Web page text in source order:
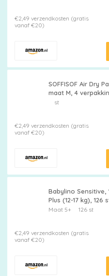
€2,49 verzendkosten (gratis
vanaf €20)
SOFFISOF Air Dry
maat M, 4
st
€2,49 verzendkosten (gratis
vanaf €20)
Babylino Sensitive,
Plus (12-17 kg), 126
Maat 5+ 126 st
€2,49 verzendkosten (gratis
vanaf €20)